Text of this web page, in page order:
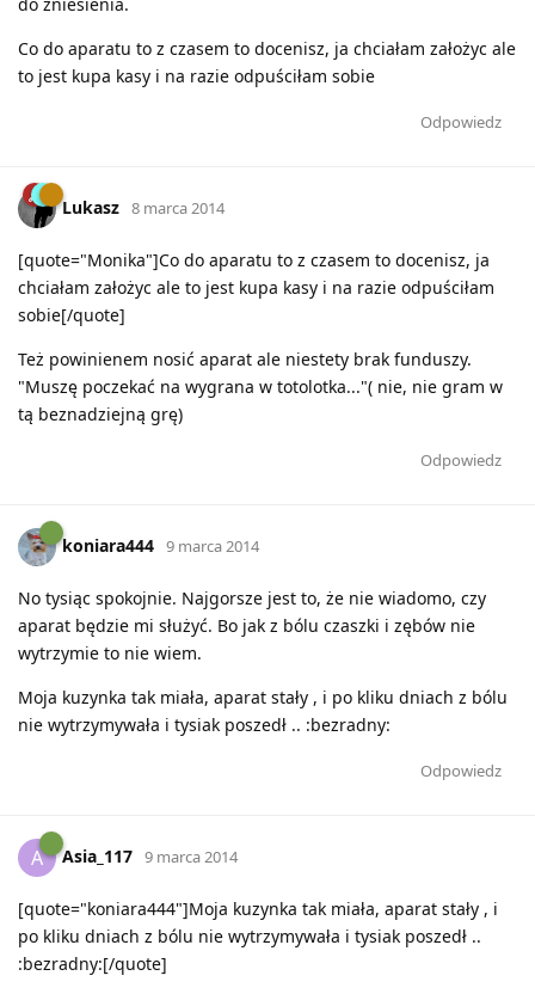
Co do aparatu to z czasem to docenisz, ja chciałam założyc ale
to jest kupa kasy i na razie odpuściłam sobie
Odpowiedz
Lukasz 8 marca 2014
[quote="Monika"]Co do aparatu to z czasem to docenisz, ja
chciałam założyc ale to jest kupa kasy i na razie odpuściłam
sobie[/quote]
Też powinienem nosić aparat ale niestety brak funduszy.
"Muszę poczekać na wygrana w totolotka..."( nie, nie gram w
tą beznadziejną grę)
Odpowiedz
koniara444 9 marca 2014
No tysiąc spokojnie. Najgorsze jest to, że nie wiadomo, czy
aparat będzie mi służyć. Bo jak z bólu czaszki i zębów nie
wytrzymie to nie wiem.
Moja kuzynka tak miała, aparat stały , i po kliku dniach z bólu
nie wytrzymywała i tysiak poszedł .. :bezradny:
Odpowiedz
A Asia_117 9 marca 2014
[quote="koniara444"]Moja kuzynka tak miała, aparat stały , i
po kliku dniach z bólu nie wytrzymywała i tysiak poszedł ..
:bezradny:[/quote]